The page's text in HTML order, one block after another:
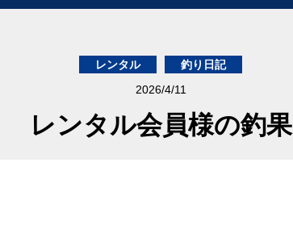
レンタル
釣り日記
2026/4/11
レンタル会員様の釣果